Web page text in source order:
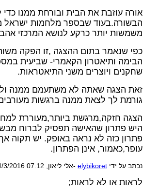
אורה עוזבת את הבית ובורחת ממנו
הבשורה.בעוד שבספר מלחמות ישראל
משמשות יותר כרקע לנושא המרכזי
כפי שנאמר בתום ההצגה ,זו הפקה
הבימה ותיאטרון הקאמרי- שביעית
שחקנים ויוצרים משני התיאטראות.
זאת הצגה שאתה לא משתעמם ממנה
גורמת לך לצאת ממנה ברגשות
הצגה חזקה,מרגשת ביותר,מעוררת
היש פתרון שהאישה תפסיק לברוח
פתרון כזה לא נראה באופק. יש תקוה אך
עופר,כאמור, אינן הפתרון.
נכתב על ידי elybikoret -אלי ליאון, 14/3/2016 07:12
לראות או לא לראות;